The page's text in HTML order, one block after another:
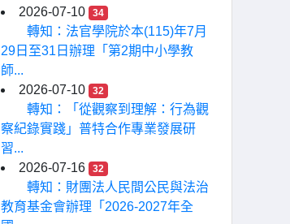
2026-07-10
34
轉知：法官學院於本(115)年7月
29日至31日辦理「第2期中小學教
師...
2026-07-10
32
轉知：「從觀察到理解：行為觀
察紀錄實踐」普特合作專業發展研
習...
2026-07-16
32
轉知：財團法人民間公民與法治
教育基金會辦理「2026-2027年全